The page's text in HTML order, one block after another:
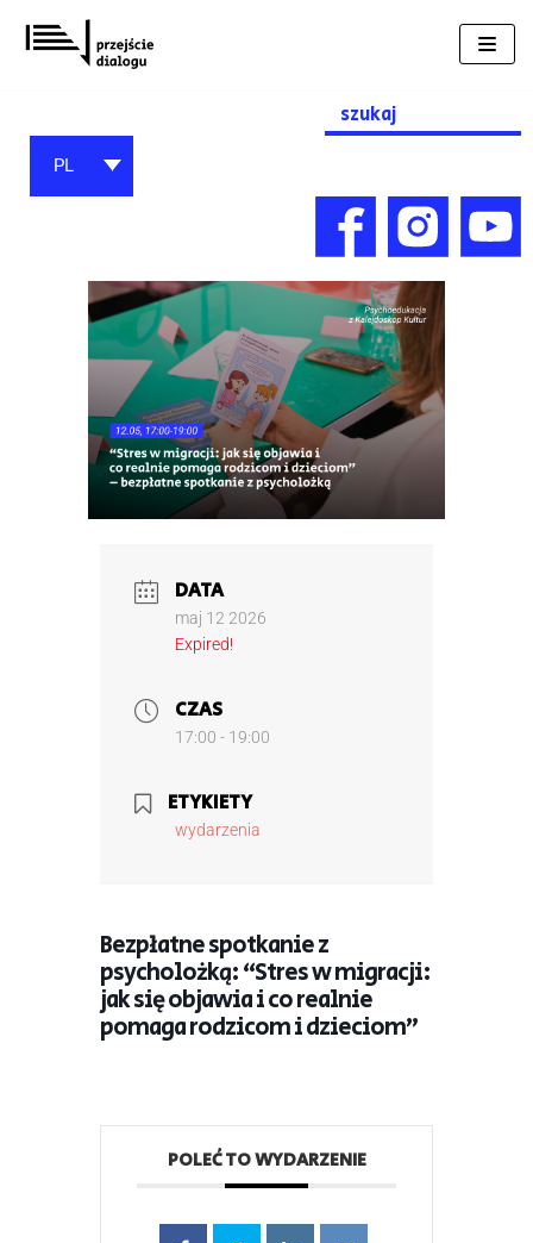
Przejdź
do
Search
for:
PL
DATA
maj 12 2026
Expired!
CZAS
17:00 - 19:00
ETYKIETY
wydarzenia
Bezpłatne spotkanie z
psycholożką: “Stres w migracji:
jak się objawia i co realnie
pomaga rodzicom i dzieciom”
POLEĆ TO WYDARZENIE